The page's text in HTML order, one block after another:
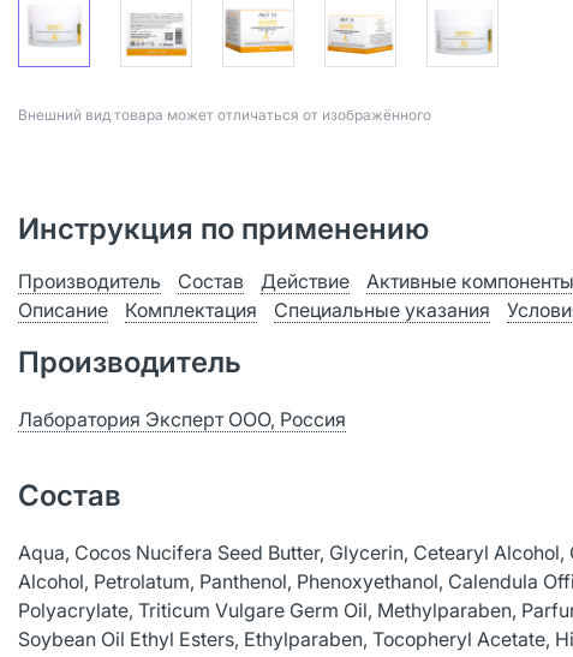
Bнешний вид товара может отличаться от изображённого
Инструкция по применению
Производитель Состав Действие Активные компоненты
Описание
Комплектация Специальные указания
Производитель
Лаборатория Эксперт ООО, Россия
Состав
Aqua, Cocos Nucifera Seed Butter, Glycerin, Cetearyl
Alcohol, Petrolatum, Panthenol, Phenoxyethanol, Calendula
Polyacrylate, Triticum Vulgare Germ Oil, Methylparaben,
Soybean Oil Ethyl Esters, Ethylparaben, Тосоphеrуl Асеtаte,